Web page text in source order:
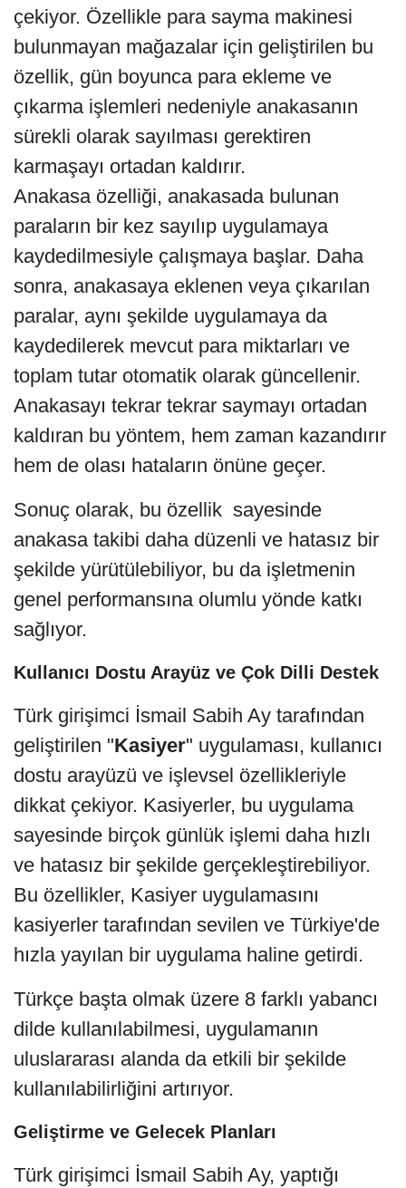
çekiyor. Özellikle para sayma makinesi
bulunmayan mağazalar için geliştirilen bu
özellik, gün boyunca para ekleme ve
çıkarma işlemleri nedeniyle anakasanın
sürekli olarak sayılması gerektiren
karmaşayı ortadan kaldırır.
Anakasa özelliği, anakasada bulunan
paraların bir kez sayılıp uygulamaya
kaydedilmesiyle çalışmaya başlar. Daha
sonra, anakasaya eklenen veya çıkarılan
paralar, aynı şekilde uygulamaya da
kaydedilerek mevcut para miktarları ve
toplam tutar otomatik olarak güncellenir.
Anakasayı tekrar tekrar saymayı ortadan
kaldıran bu yöntem, hem zaman kazandırır
hem de olası hataların önüne geçer.
Sonuç olarak, bu özellik sayesinde
anakasa takibi daha düzenli ve hatasız bir
şekilde yürütülebiliyor, bu da işletmenin
genel performansına olumlu yönde katkı
sağlıyor.
Kullanıcı Dostu Arayüz ve Çok Dilli Destek
Türk girişimci İsmail Sabih Ay tarafından
geliştirilen "Kasiyer" uygulaması, kullanıcı
dostu arayüzü ve işlevsel özellikleriyle
dikkat çekiyor. Kasiyerler, bu uygulama
sayesinde birçok günlük işlemi daha hızlı
ve hatasız bir şekilde gerçekleştirebiliyor.
Bu özellikler, Kasiyer uygulamasını
kasiyerler tarafından sevilen ve Türkiye'de
hızla yayılan bir uygulama haline getirdi.
Türkçe başta olmak üzere 8 farklı yabancı
dilde kullanılabilmesi, uygulamanın
uluslararası alanda da etkili bir şekilde
kullanılabilirliğini artırıyor.
Geliştirme ve Gelecek Planları
Türk girişimci İsmail Sabih Ay, yaptığı